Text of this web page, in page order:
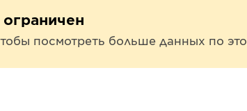
посмотреть больше данных по